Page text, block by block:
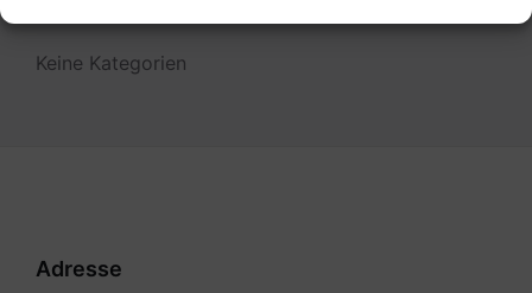
Keine Kategorien
Adresse